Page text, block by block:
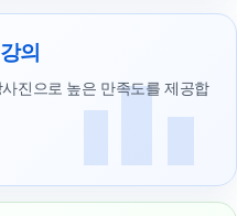
의
진으로 높은 만족도를 제공합